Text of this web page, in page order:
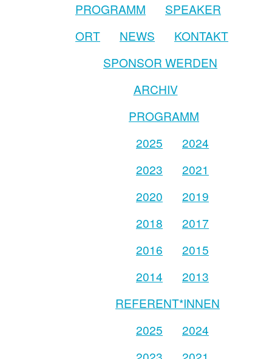
PROGRAMM
SPEAKER
ORT
NEWS
KONTAKT
SPONSOR WERDEN
ARCHIV
PROGRAMM
2025
2024
2023
2021
2020
2019
2018
2017
2016
2015
2014
2013
REFERENT*INNEN
2025
2024